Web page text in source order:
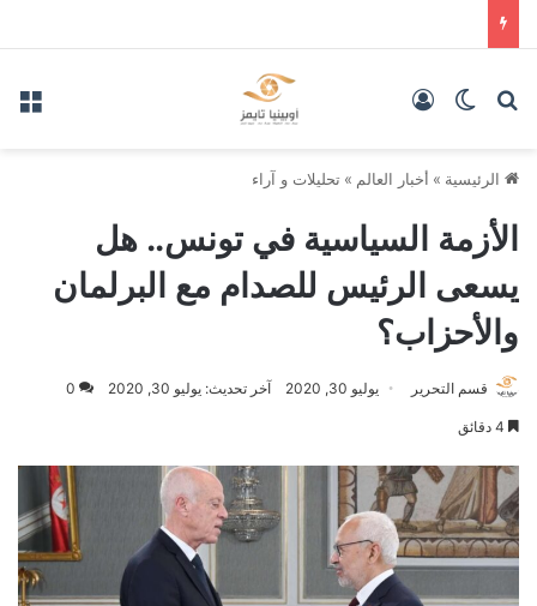
بحث عنالوضع المظلم
الرئيسية » أخبار العالم » تحليلات و آراء
الأزمة السياسية في تونس.. هل
يسعى الرئيس للصدام مع البرلمان
والأحزاب؟
قسم التحرير يوليو 30, 2020 آخر تحديث: يوليو 30, 2020 0